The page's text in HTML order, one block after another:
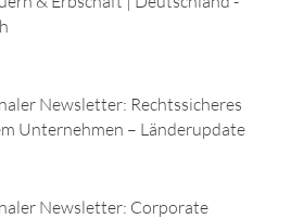
Newsletter: Rechtssicheres
Unternehmen – Länderupdate
Newsletter: Corporate